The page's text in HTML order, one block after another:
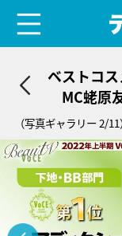
ベストコ
MC蛯原
賛
（写真ギャラリー 2/11）